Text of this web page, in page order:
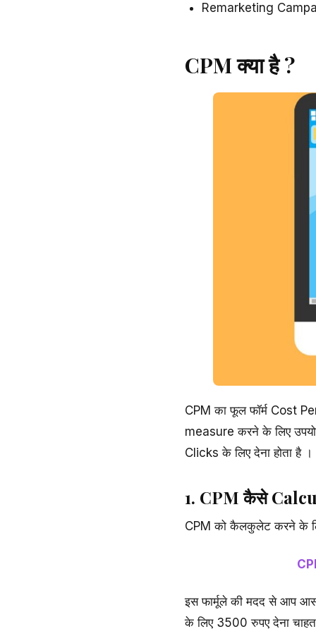
Remarketing
CPM क्या है ?
CPM का फूल फॉर्म Cost
measure करने के लिए
Clicks के लिए देना होता है ।
1. CPM कैसे
CPM को कैलकुलेट करने के
इस फार्मूले की मदद से आप
के लिए 3500 रुपए देना